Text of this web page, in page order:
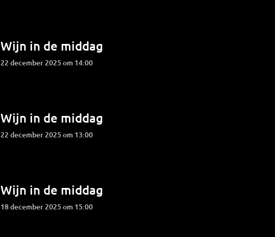
Wijn in de middag
22 december 2025 om 14:00
Wijn in de middag
22 december 2025 om 13:00
Wijn in de middag
18 december 2025 om 15:00